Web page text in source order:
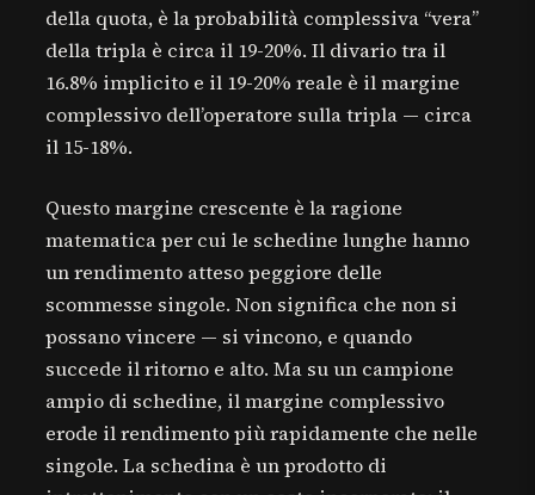
della quota, è la probabilità complessiva “vera”
della tripla è circa il 19-20%. Il divario tra il
16.8% implicito e il 19-20% reale è il margine
complessivo dell’operatore sulla tripla — circa
il 15-18%.
Questo margine crescente è la ragione
matematica per cui le schedine lunghe hanno
un rendimento atteso peggiore delle
scommesse singole. Non significa che non si
possano vincere — si vincono, e quando
succede il ritorno e alto. Ma su un campione
ampio di schedine, il margine complessivo
erode il rendimento più rapidamente che nelle
singole. La schedina è un prodotto di